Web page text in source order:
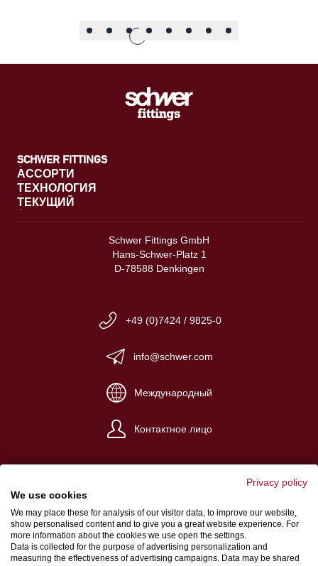
SCHWER FITTINGS
АССОРТИ
ТЕХНОЛОГИЯ
ТЕКУЩИЙ
Schwer Fittings GmbH
Hans-Schwer-Platz 1
D-78588 Denkingen
+49 (0)7424 / 9825-0
info@schwer.com
Международный
Контактное лицо
Импрессум
Общие условия сделки
Защита информации
Privacy policy
We use cookies
We may place these for analysis of our visitor data, to improve our website,
show personalised content and to give you a great website experience. For
more information about the cookies we use open the settings.
Data is collected for the purpose of advertising personalization and
measuring the effectiveness of advertising campaigns. Data may be shared